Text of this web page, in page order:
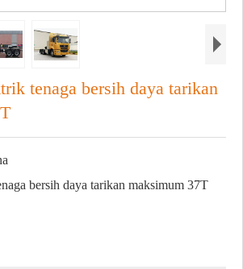
tenaga bersih daya tarikan
bersih daya tarikan maksimum 37T